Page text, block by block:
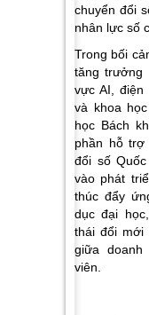
chuyển đổi
nhân lực số
Trong bối
tăng trưởng
vực AI, điện
và khoa
học Bách
phần hỗ trợ
đổi số
vào phát
thúc đẩy
dục đại
thái đổi mới
giữa
viên.